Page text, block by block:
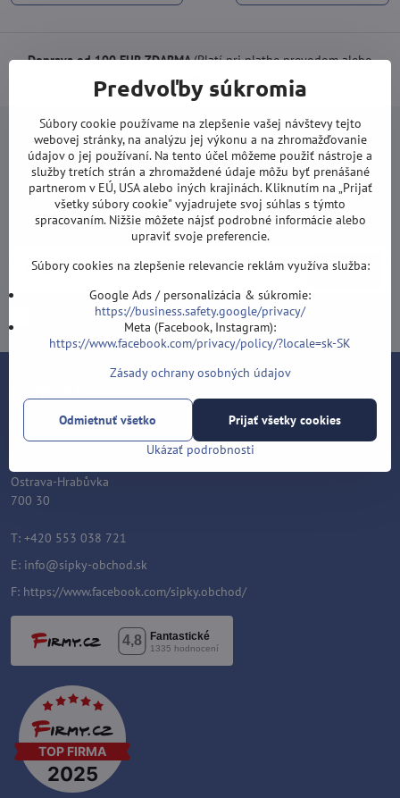
Doprava od 100 EUR ZDARMA(Platí pri platbe prevodom alebo
kartou).
Newsletter
Odoberať naše novinky:
Odoberať
Chcem sa prihlásiť k odberu noviniek e-mailom
Šípky-obchod.sk
Roman Šostek
Ostrava-Hrabůvka
700 30
T: +420 553 038 721
E: info@sipky-obchod.sk
F: https://www.facebook.com/sipky.obchod/
Predvoľby súkromia
Súbory cookie používame na zlepšenie vašej návštevy tejto
webovej stránky, na analýzu jej výkonu a na zhromažďovanie
údajov o jej používaní. Na tento účel môžeme použiť nástroje a
služby tretích strán a zhromaždené údaje môžu byť prenášané
partnerom v EÚ, USA alebo iných krajinách. Kliknutím na „Prijať
všetky súbory cookie" vyjadrujete svoj súhlas s týmto
spracovaním. Nižšie môžete nájsť podrobné informácie alebo
upraviť svoje preferencie.
Súbory cookies na zlepšenie relevancie reklám využíva služba:
Google Ads / personalizácia & súkromie:
https://business.safety.google/privacy/
Meta (Facebook, Instagram):
https://www.facebook.com/privacy/policy/?locale=sk-SK
Zásady ochrany osobných údajov
Ukázať podrobnosti
Prijať všetky cookies
Odmietnuť všetko